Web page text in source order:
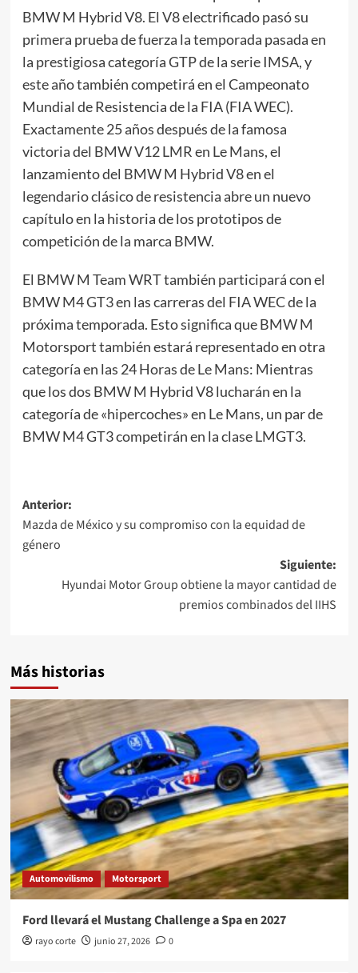
BMW M Hybrid V8. El V8 electrificado pasó su
primera prueba de fuerza la temporada pasada en
la prestigiosa categoría GTP de la serie IMSA, y
este año también competirá en el Campeonato
Mundial de Resistencia de la FIA (FIA WEC).
Exactamente 25 años después de la famosa
victoria del BMW V12 LMR en Le Mans, el
lanzamiento del BMW M Hybrid V8 en el
legendario clásico de resistencia abre un nuevo
capítulo en la historia de los prototipos de
competición de la marca BMW.
El BMW M Team WRT también participará con el
BMW M4 GT3 en las carreras del FIA WEC de la
próxima temporada. Esto significa que BMW M
Motorsport también estará representado en otra
categoría en las 24 Horas de Le Mans: Mientras
que los dos BMW M Hybrid V8 lucharán en la
categoría de «hipercoches» en Le Mans, un par de
BMW M4 GT3 competirán en la clase LMGT3.
Navegación
de
entradas
Anterior:
Mazda de México y su compromiso con la equidad de
género
Siguiente:
Hyundai Motor Group obtiene la mayor cantidad de
premios combinados del IIHS
Más historias
Automovilismo Motorsport
Ford llevará el Mustang Challenge a Spa en 2027
rayo corte junio 27, 2026 0